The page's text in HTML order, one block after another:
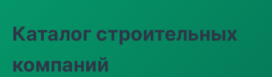
Каталог строительных
компаний